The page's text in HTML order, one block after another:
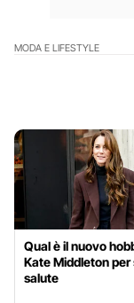
MODA E LIFESTYLE
Qual è il nuovo
Kate Middleton per
salute